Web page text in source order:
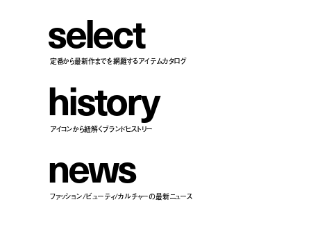
select
定番から最新作までを網羅するアイテムカタログ
history
アイコンから紐解くブランドヒストリー
news
ファッション/ビューティ/カルチャーの最新ニュース